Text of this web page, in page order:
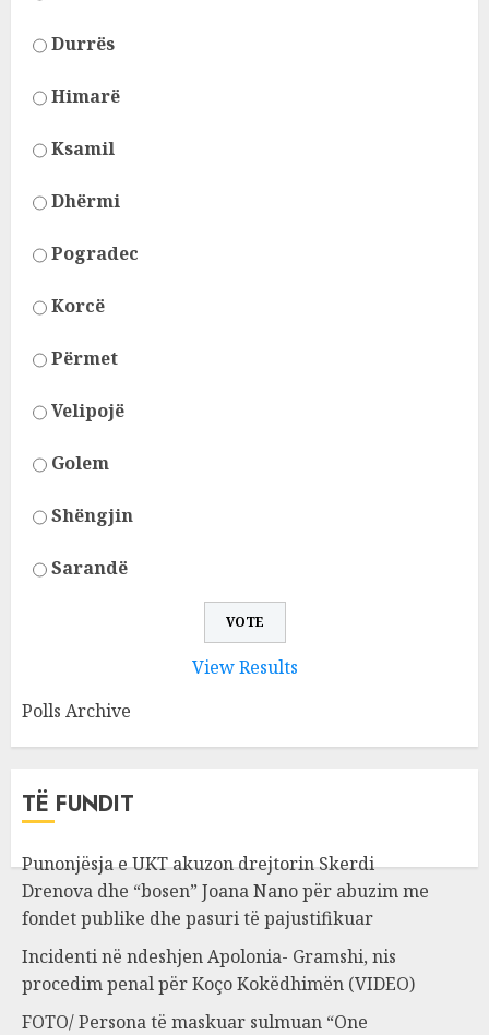
Durrës
Himarë
Ksamil
Dhërmi
Pogradec
Korcë
Përmet
Velipojë
Golem
Shëngjin
Sarandë
View Results
Polls Archive
TË FUNDIT
Punonjësja e UKT akuzon drejtorin Skerdi
Drenova dhe “bosen” Joana Nano për abuzim me
fondet publike dhe pasuri të pajustifikuar
Incidenti në ndeshjen Apolonia- Gramshi, nis
procedim penal për Koço Kokëdhimën (VIDEO)
FOTO/ Persona të maskuar sulmuan “One